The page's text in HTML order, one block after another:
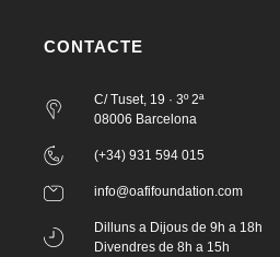
CONTACTE
C/ Tuset, 19 · 3º 2ª
08006 Barcelona
(+34) 931 594 015
info@oafifoundation.com
Dilluns a Dijous de 9h a 18h
Divendres de 8h a 15h